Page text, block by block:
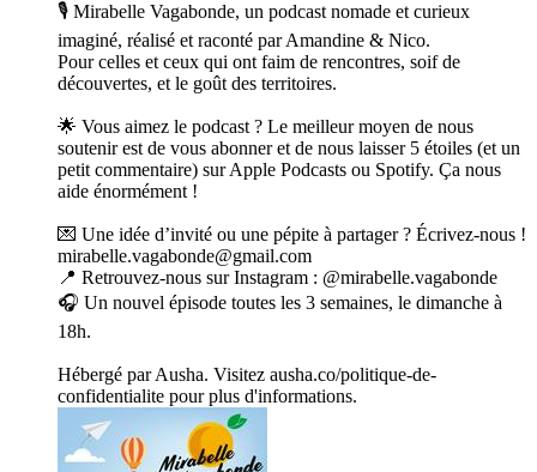
🎙️ Mirabelle Vagabonde, un podcast nomade et curieux
imaginé, réalisé et raconté par Amandine & Nico.
Pour celles et ceux qui ont faim de rencontres, soif de
découvertes, et le goût des territoires.
🌟 Vous aimez le podcast ? Le meilleur moyen de nous
soutenir est de vous abonner et de nous laisser 5 étoiles (et un
petit commentaire) sur Apple Podcasts ou Spotify. Ça nous
aide énormément !
💌 Une idée d’invité ou une pépite à partager ? Écrivez-nous !
mirabelle.vagabonde@gmail.com
📍 Retrouvez-nous sur Instagram : @mirabelle.vagabonde
🎧 Un nouvel épisode toutes les 3 semaines, le dimanche à
18h.
Hébergé par Ausha. Visitez ausha.co/politique-de-
confidentialite pour plus d'informations.